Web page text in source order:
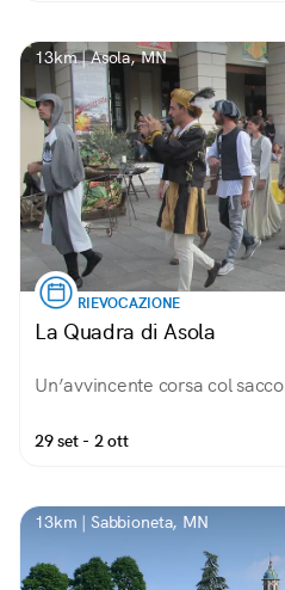
13km | Asola, MN
RIEVOCAZIONE
La Quadra di Asola
Un’avvincente corsa col sacco
29 set - 2 ott
13km | Sabbioneta, MN